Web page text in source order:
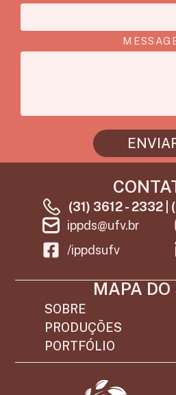
(31) 3612 - 2332 |
ippds@ufv.br
/ippdsufv
MAPA DO
SOBRE
PRODUÇÕES
PORTFÓLIO